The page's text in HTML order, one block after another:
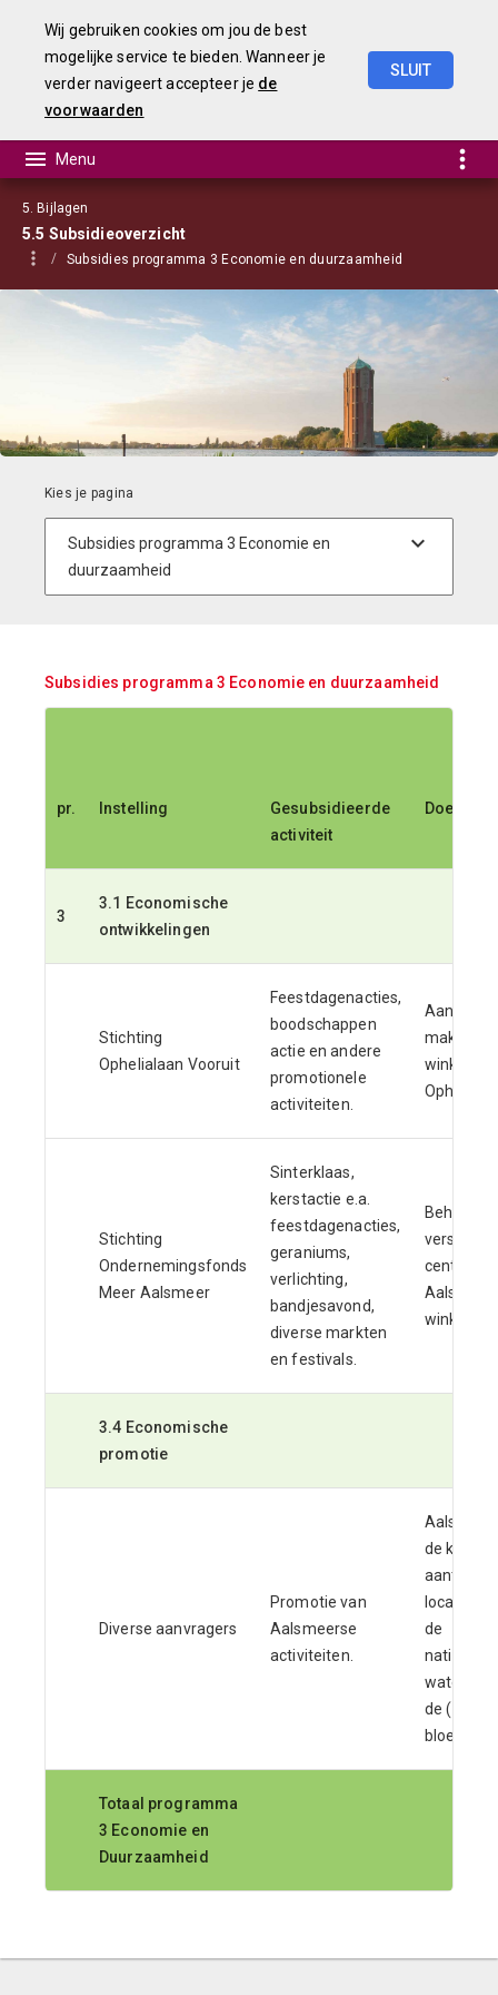
5. Bijlagen
5.5 Subsidieoverzicht
Subsidies programma 3 Economie en duurzaamheid
Subsidies programma 3 Economie en duurzaamheid
pr. Instelling
Gesubsidieerde
activiteit
3
3.1 Economische
ontwikkelingen
Stichting
Ophelialaan Vooruit
Feestdagenacties,
boodschappen
actie en andere
promotionele
activiteiten.
maken
Stichting
Ondernemingsfonds
Meer Aalsmeer
Sinterklaas,
kerstactie e.a.
feestdagenacties,
geraniums,
verlichting,
bandjesavond,
diverse markten
en festivals.
centrum
Aalsmeer
3.4 Economische
promotie
Diverse aanvragers
Promotie van
Aalsmeerse
activiteiten.
Aalsmeer
de kaart
locatie
de
de
Totaal programma
3 Economie en
Duurzaamheid
Wij gebruiken cookies om jou de best
mogelijke service te bieden. Wanneer je
verder navigeert accepteer je de
voorwaarden
SLUIT